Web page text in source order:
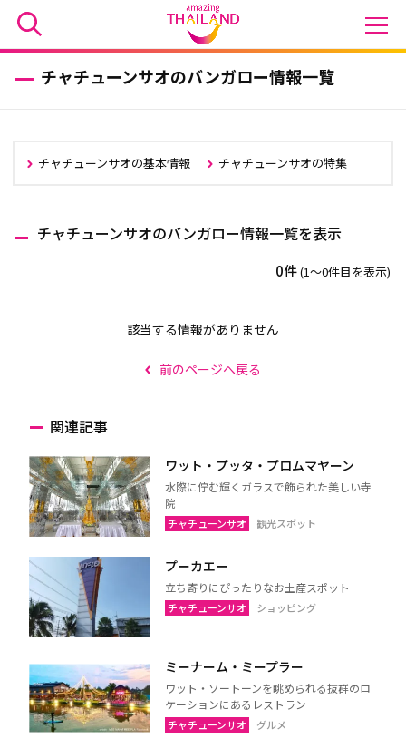
チャチューンサオのバンガロー情報一覧
チャチューンサオの基本情報 チャチューンサオの特集
チャチューンサオのバンガロー情報一覧を表示
0件(1〜0件目を表示)
該当する情報がありません
前のページへ戻る
関連記事
ワット・プッタ・プロムマヤーン
水際に佇む輝くガラスで飾られた美しい寺
院
チャチューンサオ 観光スポット
プーカエー
立ち寄りにぴったりなお土産スポット
チャチューンサオ ショッピング
ミーナーム・ミープラー
ワット・ソートーンを眺められる抜群のロ
ケーションにあるレストラン
チャチューンサオ グルメ